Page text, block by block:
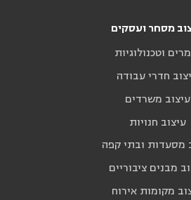
מסחר ועסקים
וטכנולוגיות
חדרי עבודה
עיצוב משרדים
עיצוב חנויות
מסעדות ובתי קפה
מבנים ציבוריים
מקומות אירוח